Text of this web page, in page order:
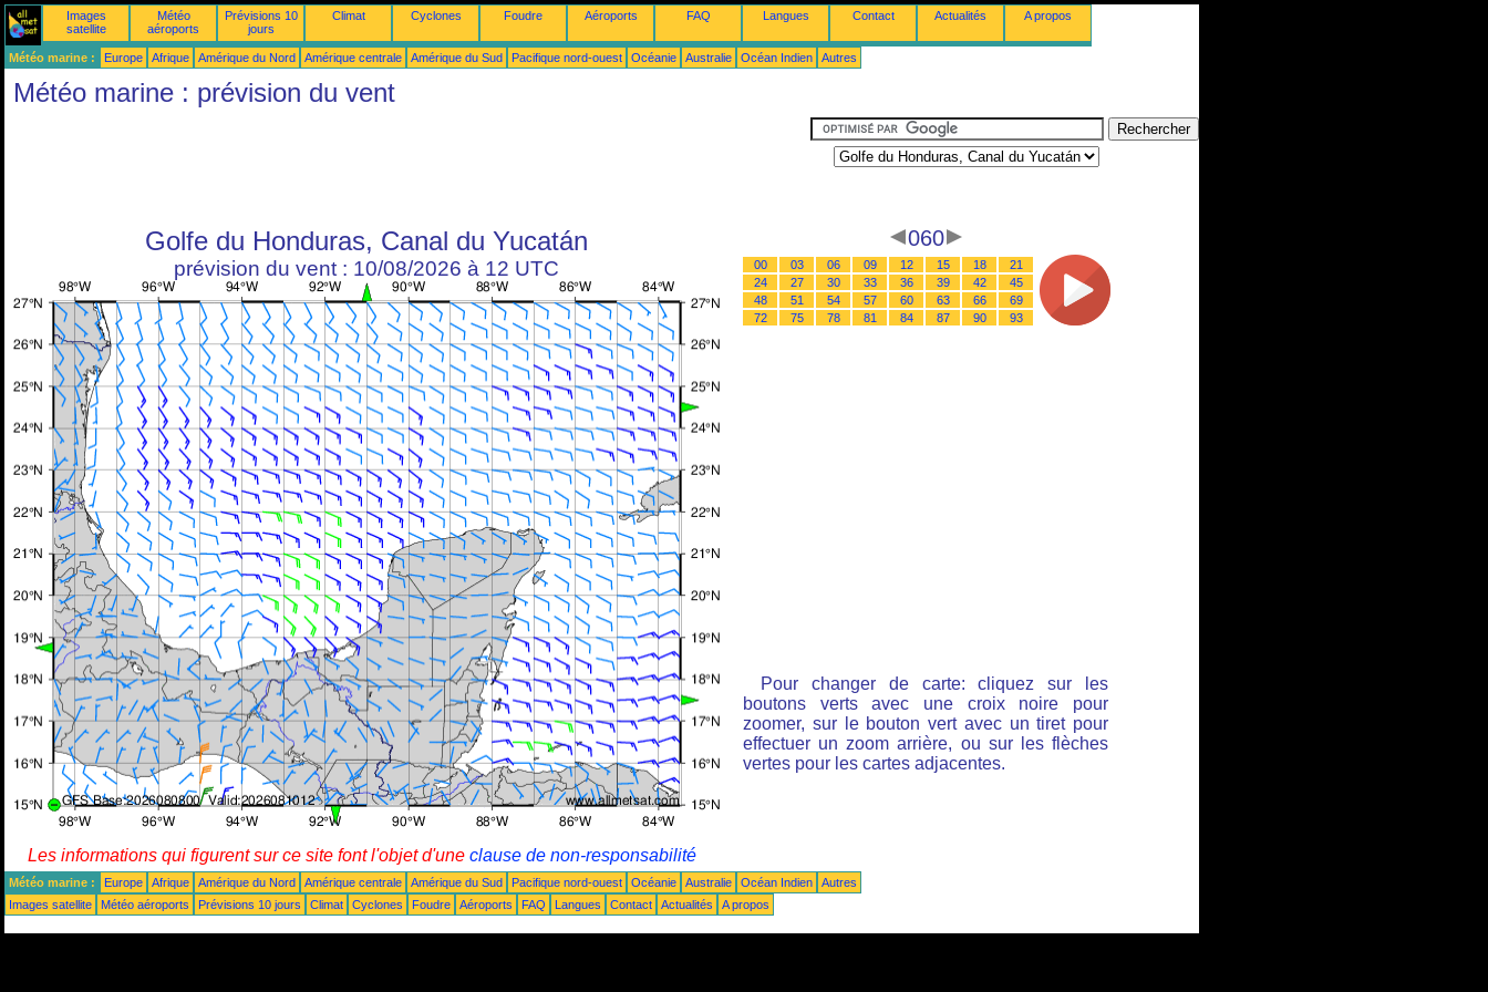
Images
satellite
Météo
aéroports
Prévisions 10
jours
Climat Cyclones Foudre Aéroports FAQ Langues Contact Actualités A propos
Météo marine : Europe Afrique Amérique du Nord Amérique centrale Amérique du Sud Pacifique nord-ouest Océanie Australie Océan Indien Autres
Météo marine : prévision du vent
Golfe du Honduras, Canal du Yucatán
prévision du vent : 10/08/2026 à 12 UTC
060
00 03 06 09 12 15 18
21
24
27 30 33 36 39 42
45
48
51 54 57 60 63 66
69
72
75 78 81 84 87 90 93
Pour changer de carte: cliquez sur les
boutons verts avec une croix noire pour
zoomer, sur le bouton vert avec un tiret pour
effectuer un zoom arrière, ou sur les flèches
vertes pour les cartes adjacentes.
Les informations qui figurent sur ce site font l'objet d'une clause de non-responsabilité
Météo marine : Europe Afrique Amérique du Nord Amérique centrale Amérique du Sud Pacifique nord-ouest Océanie Australie Océan Indien
Autres
Images satellite
Météo aéroports Prévisions 10 jours Climat Cyclones Foudre Aéroports FAQ Langues Contact Actualités A propos